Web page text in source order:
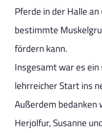
Pferde in der Halle
bestimmte
fördern kann.
Insgesamt war es
lehrreicher Start ins
Außerdem bedanken
Herjolfur, Susanne